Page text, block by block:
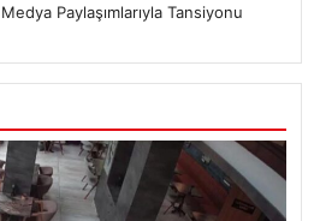
Paylaşımlarıyla Tansiyonu